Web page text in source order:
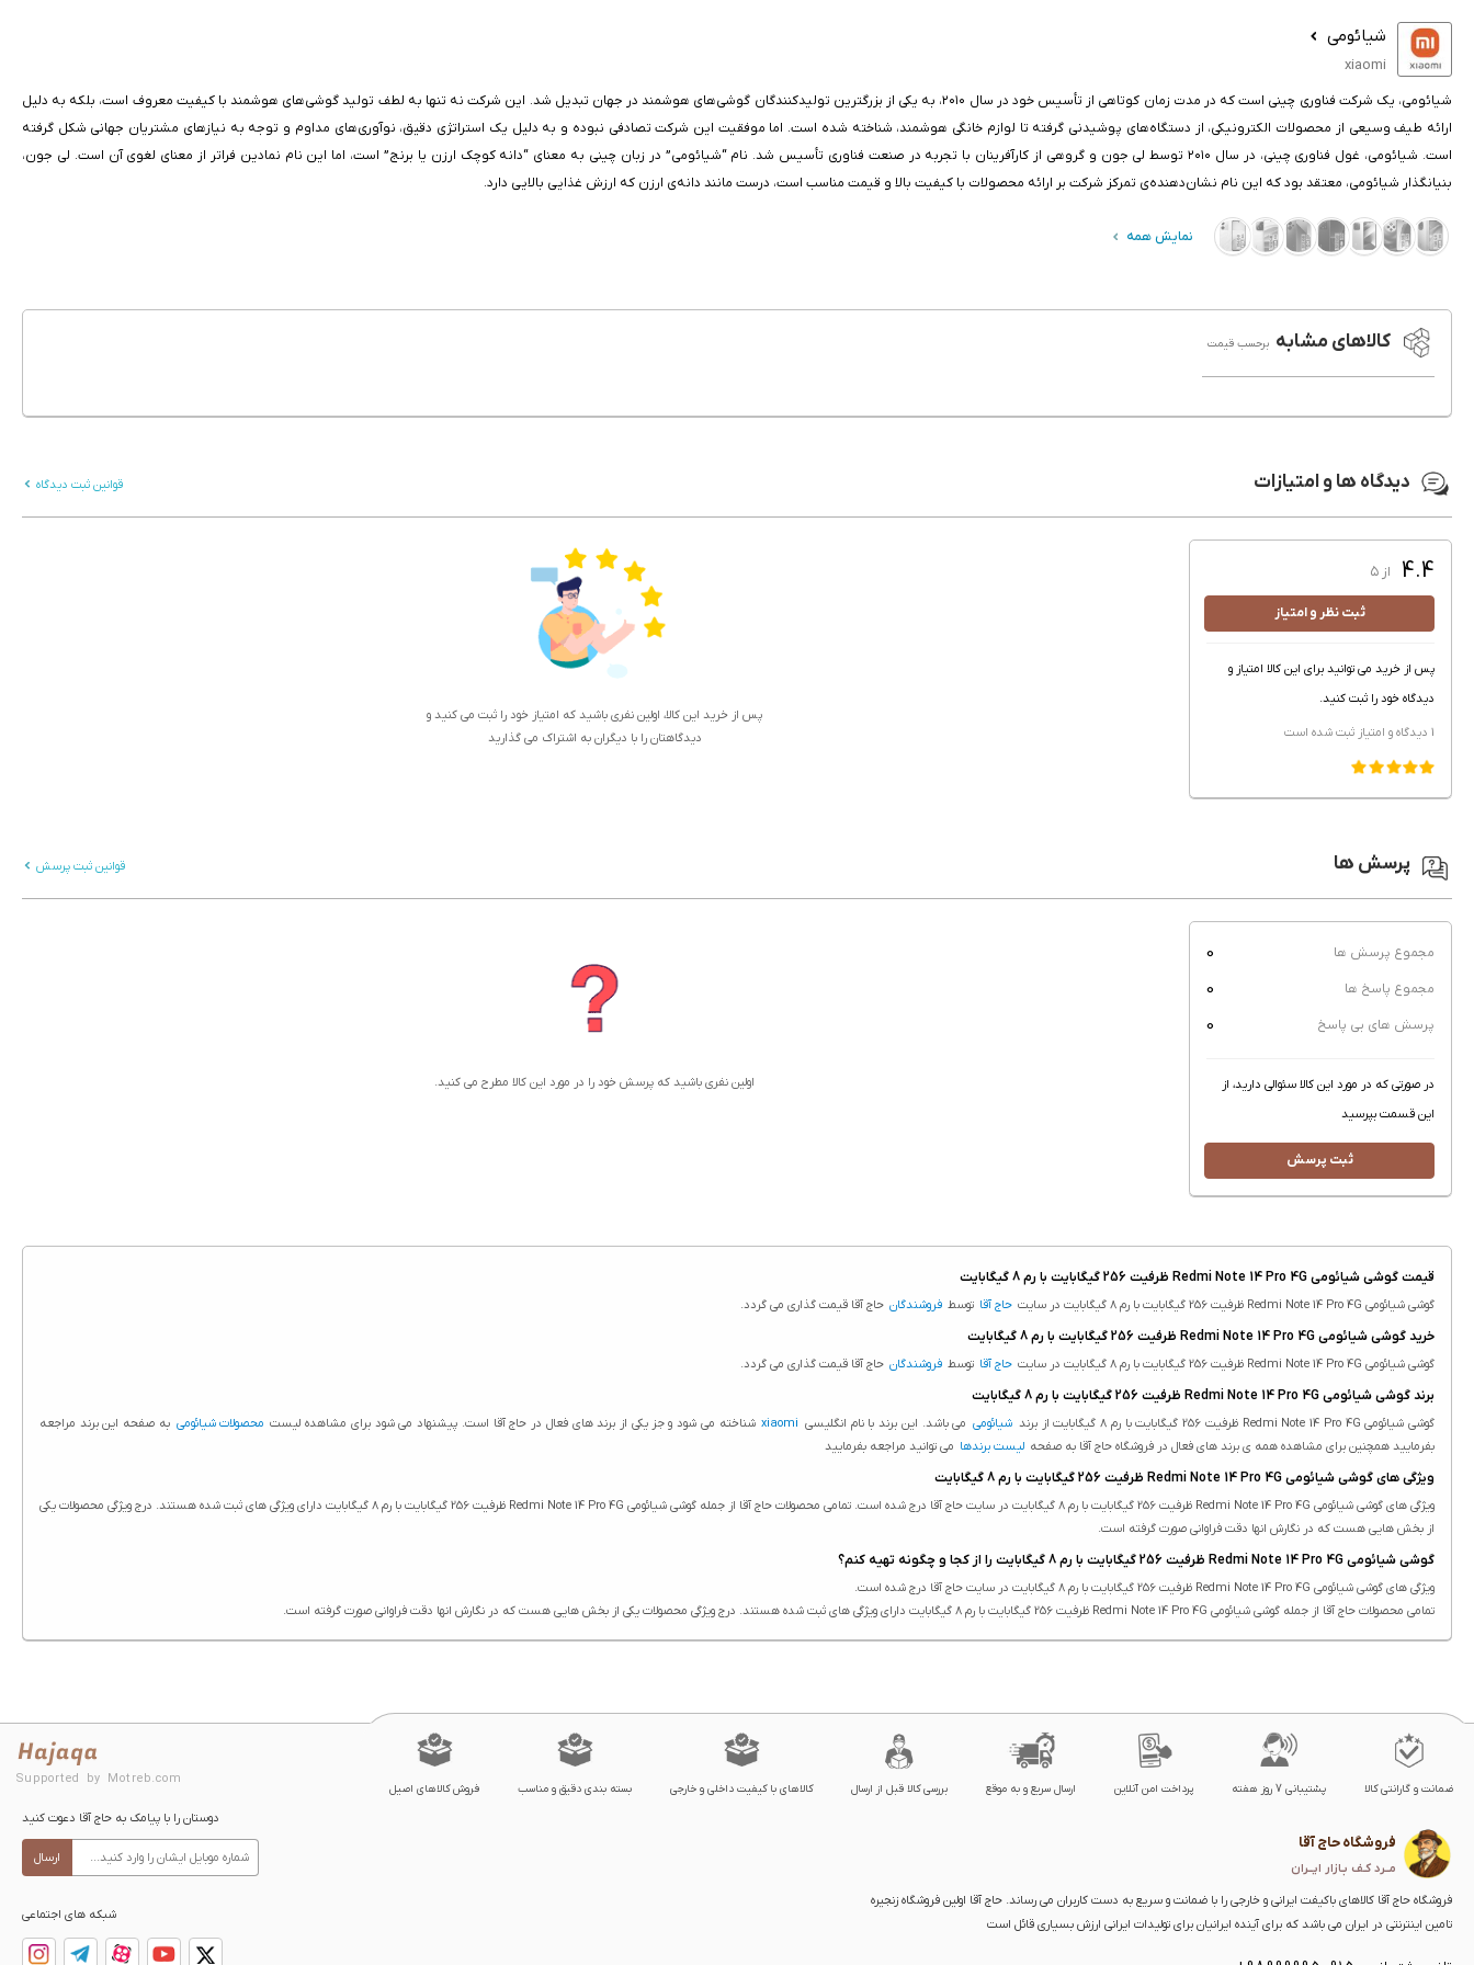
شیائومی
xiaomi
شیائومی، یک شرکت فناوری چینی است که در مدت زمان کوتاهی از تأسیس خود در سال ۲۰۱۰، به یکی از بزرگترین تولیدکنندگان گوشی‌های هوشمند در جهان تبدیل شد. این شرکت نه تنها به لطف تولید گوشی‌های هوشمند با کیفیت معروف است، بلکه به دلیل
ارائه طیف وسیعی از محصولات الکترونیکی، از دستگاه‌های پوشیدنی گرفته تا لوازم خانگی هوشمند، شناخته شده است. اما موفقیت این شرکت تصادفی نبوده و به دلیل یک استراتژی دقیق، نوآوری‌های مداوم و توجه به نیازهای مشتریان جهانی شکل گرفته
است. شیائومی، غول فناوری چینی، در سال ۲۰۱۰ توسط لی جون و گروهی از کارآفرینان با تجربه در صنعت فناوری تأسیس شد. نام “شیائومی” در زبان چینی به معنای “دانه کوچک ارزن یا برنج” است، اما این نام نمادین فراتر از معنای لغوی آن است. لی جون،
بنیانگذار شیائومی، معتقد بود که این نام نشان‌دهنده‌ی تمرکز شرکت بر ارائه محصولات با کیفیت بالا و قیمت مناسب است، درست مانند دانه‌ی ارزن که ارزش غذایی بالایی دارد.
نمایش همه
کالاهای مشابه برحسب قیمت
دیدگاه ها و امتیازات قوانین ثبت دیدگاه
4.4 از ۵
1 دیدگاه و امتیاز ثبت شده است
پس از خرید می توانید برای این کالا امتیاز و
دیدگاه خود را ثبت کنید.
ثبت نظر و امتیاز
پس از خرید این کالا، اولین نفری باشید که امتیاز خود را ثبت می کنید و
دیدگاهتان را با دیگران به اشتراک می گذارید
پرسش ها قوانین ثبت پرسش
مجموع پرسش ها 0
مجموع پاسخ ها 0
پرسش های بی پاسخ 0
در صورتی که در مورد این کالا سئوالی دارید، از
این قسمت بپرسید
ثبت پرسش
اولین نفری باشید که پرسش خود را در مورد این کالا مطرح می کنید.
قیمت گوشی شیائومی Redmi Note 14 Pro 4G ظرفیت 256 گیگابایت با رم 8 گیگابایت
گوشی شیائومی Redmi Note 14 Pro 4G ظرفیت 256 گیگابایت با رم 8 گیگابایت در سایت حاج آقا توسط فروشندگان حاج آقا قیمت گذاری می گردد.
خرید گوشی شیائومی Redmi Note 14 Pro 4G ظرفیت 256 گیگابایت با رم 8 گیگابایت
گوشی شیائومی Redmi Note 14 Pro 4G ظرفیت 256 گیگابایت با رم 8 گیگابایت در سایت حاج آقا توسط فروشندگان حاج آقا قیمت گذاری می گردد.
برند گوشی شیائومی Redmi Note 14 Pro 4G ظرفیت 256 گیگابایت با رم 8 گیگابایت
گوشی شیائومی Redmi Note 14 Pro 4G ظرفیت 256 گیگابایت با رم 8 گیگابایت از برند شیائومی می باشد. این برند با نام انگلیسی xiaomi شناخته می شود و جز یکی از برند های فعال در حاج آقا است. پیشنهاد می شود برای مشاهده لیست محصولات شیائومی به صفحه این برند مراجعه
بفرمایید همچنین برای مشاهده همه ی برند های فعال در فروشگاه حاج آقا به صفحه لیست برندها می توانید مراجعه بفرمایید
ویژگی های گوشی شیائومی Redmi Note 14 Pro 4G ظرفیت 256 گیگابایت با رم 8 گیگابایت
ویژگی های گوشی شیائومی Redmi Note 14 Pro 4G ظرفیت 256 گیگابایت با رم 8 گیگابایت در سایت حاج آقا درج شده است. تمامی محصولات حاج آقا از جمله گوشی شیائومی Redmi Note 14 Pro 4G ظرفیت 256 گیگابایت با رم 8 گیگابایت دارای ویژگی های ثبت شده هستند. درج ویژگی محصولات یکی
از بخش هایی هست که در نگارش انها دقت فراوانی صورت گرفته است.
گوشی شیائومی Redmi Note 14 Pro 4G ظرفیت 256 گیگابایت با رم 8 گیگابایت را از کجا و چگونه تهیه کنم؟
ویژگی های گوشی شیائومی Redmi Note 14 Pro 4G ظرفیت 256 گیگابایت با رم 8 گیگابایت در سایت حاج آقا درج شده است.
تمامی محصولات حاج آقا از جمله گوشی شیائومی Redmi Note 14 Pro 4G ظرفیت 256 گیگابایت با رم 8 گیگابایت دارای ویژگی های ثبت شده هستند. درج ویژگی محصولات یکی از بخش هایی هست که در نگارش انها دقت فراوانی صورت گرفته است.
ضمانت و گارانتی کالا پشتیبانی 7 روز هفته پرداخت امن آنلاین ارسال سریع و به موقع بررسی کالا قبل از ارسال کالاهای با کیفیت داخلی و خارجی بسته بندی دقیق و مناسب فروش کالاهای اصیل
Supported by Motreb.com
فروشگاه حاج آقا
مــرد کـف بـازار ایــران
فروشگاه حاج آقا کالاهای باکیفت ایرانی و خارجی را با ضمانت و سریع به دست کاربران می رساند. حاج آقا اولین فروشگاه زنجیره
تامین اینترنتی در ایران می باشد که برای آینده ایرانیان برای تولیدات ایرانی ارزش بسیاری قائل است
دوستان را با پیامک به حاج آقا دعوت کنید
ارسال
شبکه های اجتماعی